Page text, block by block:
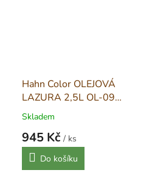
Hahn Color OLEJOVÁ
LAZURA 2,5L OL-09
Rustikální dub - Eiche
Rustikal
Skladem
945 Kč / ks
Měrná
cena: Do košíku